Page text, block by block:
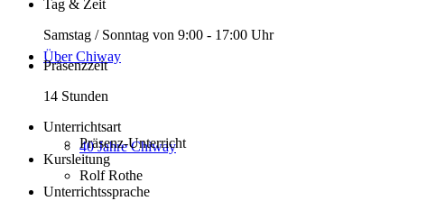
Über Chiway
40 Jahre Chiway
Tag & Zeit
Samstag / Sonntag von 9:00 - 17:00 Uhr
Präsenzzeit
14 Stunden
Unterrichtsart
Präsenz-Unterricht
Kursleitung
Rolf Rothe
Unterrichtssprache